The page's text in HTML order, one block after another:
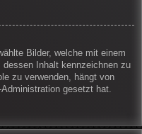
Bilder, welche mit einem
dessen Inhalt kennzeichnen zu
zu verwenden, hängt von
gesetzt hat.